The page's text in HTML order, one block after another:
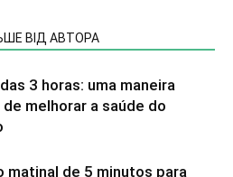
ВІД АВТОРА
3 horas: uma maneira
melhorar a saúde do
matinal de 5 minutos para